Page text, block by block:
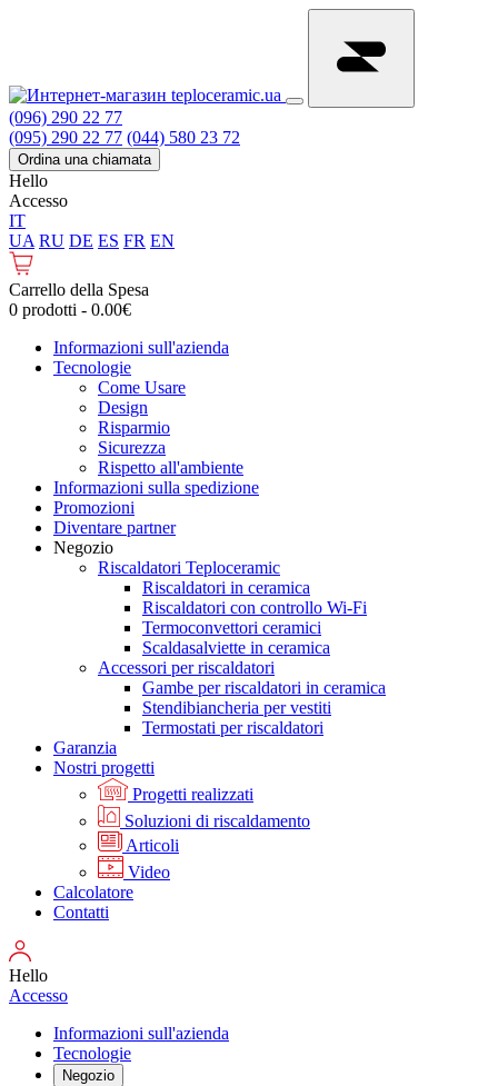
(096) 290 22 77
(095) 290 22 77 (044) 580 23 72
Ordina una chiamata
Hello
Accesso
IT
UA RU DE ES FR EN
Carrello della Spesa
0 prodotti - 0.00€
Informazioni sull'azienda
Tecnologie
Come Usare
Design
Risparmio
Sicurezza
Rispetto all'ambiente
Informazioni sulla spedizione
Promozioni
Diventare partner
Negozio
Riscaldatori Teploceramic
Riscaldatori in ceramica
Riscaldatori con controllo Wi-Fi
Termoconvettori ceramici
Scaldasalviette in ceramica
Accessori per riscaldatori
Gambe per riscaldatori in ceramica
Stendibiancheria per vestiti
Termostati per riscaldatori
Garanzia
Nostri progetti
Progetti realizzati
Soluzioni di riscaldamento
Articoli
Video
Calcolatore
Contatti
Hello
Accesso
Informazioni sull'azienda
Tecnologie
Negozio